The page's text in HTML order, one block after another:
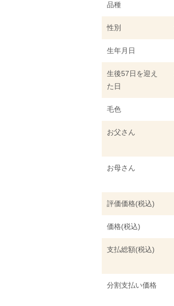
品種
性別
生年月日
生後57日を迎え
た日
毛色
お父さん
お母さん
評価価格(税込)
価格(税込)
支払総額(税込)
分割支払い価格